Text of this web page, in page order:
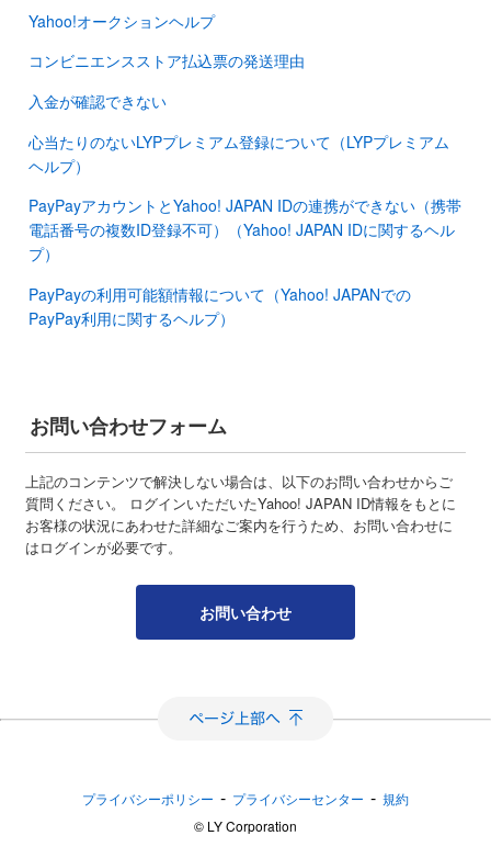
Yahoo!オークションヘルプ
コンビニエンスストア払込票の発送理由
入金が確認できない
心当たりのないLYPプレミアム登録について（LYPプレミアム
ヘルプ）
PayPayアカウントとYahoo! JAPAN IDの連携ができない（携帯
電話番号の複数ID登録不可）（Yahoo! JAPAN IDに関するヘル
プ）
PayPayの利用可能額情報について（Yahoo! JAPANでの
PayPay利用に関するヘルプ）
お問い合わせフォーム
上記のコンテンツで解決しない場合は、以下のお問い合わせからご
質問ください。 ログインいただいたYahoo! JAPAN ID情報をもとに
お客様の状況にあわせた詳細なご案内を行うため、お問い合わせに
はログインが必要です。
お問い合わせ
プライバシーポリシー - プライバシーセンター - 規約
©︎ LY Corporation